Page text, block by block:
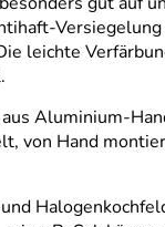
leichte
Aluminium-
von Hand